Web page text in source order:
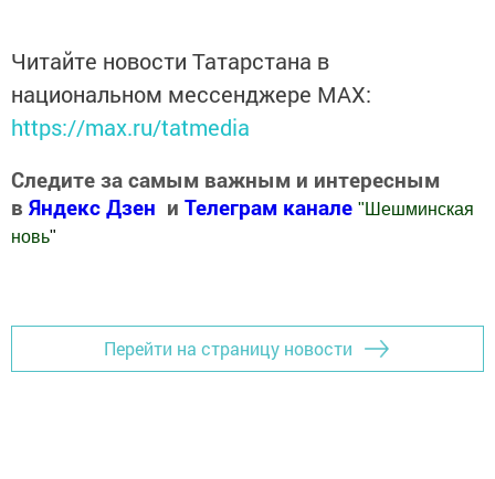
Читайте новости Татарстана в
национальном мессенджере MАХ:
https://max.ru/tatmedia
Следите за самым важным и интересным
в Яндекс Дзен и Телеграм канале " Шешминская
новь"
Перейти на страницу новости